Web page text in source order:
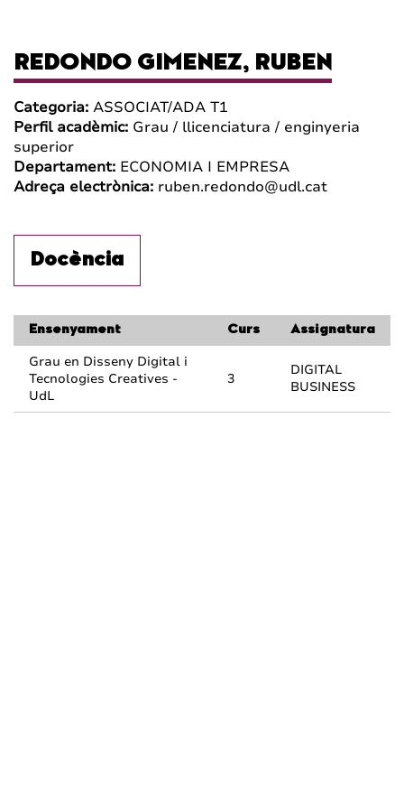
REDONDO GIMENEZ, RUBEN
Categoria: ASSOCIAT/ADA T1
Perfil acadèmic: Grau / llicenciatura / enginyeria
superior
Departament: ECONOMIA I EMPRESA
Adreça electrònica: ruben.redondo@udl.cat
Docència
Ensenyament Curs Assignatura
Grau en Disseny Digital i
Tecnologies Creatives -
UdL
3
DIGITAL
BUSINESS